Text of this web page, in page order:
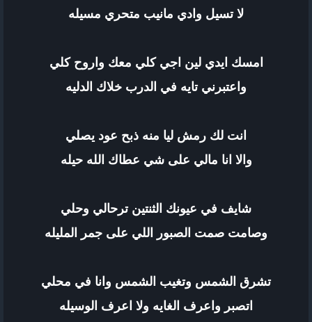
لا تسيل وادي مانيب متحري مسيله
امسك ايدي لين اجي كلي معك واروح كلي
واعتبرني تايه في الدرب خلاك الدليه
انت لك رمش ليا منه ذبح عود يصلي
والا انا مالي على شي عطاك الله حيله
شايف في عيونك الثنتين ترحالي وحلي
وصامت صمت الصبور اللي على جمر المليله
تشرق الشمس وتغيب الشمس وانا في محلي
اتصبر واعرف الغايه ولا اعرف الوسيله